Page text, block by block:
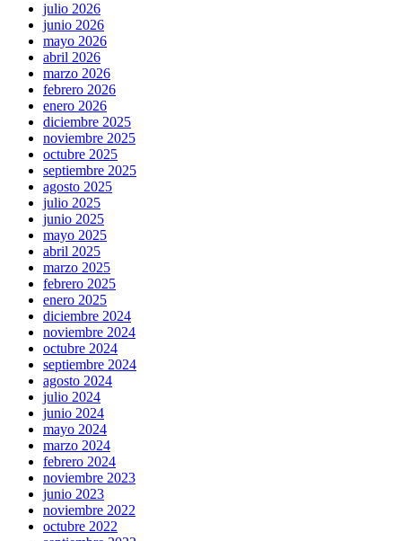
julio 2026
junio 2026
mayo 2026
abril 2026
marzo 2026
febrero 2026
enero 2026
diciembre 2025
noviembre 2025
octubre 2025
septiembre 2025
agosto 2025
julio 2025
junio 2025
mayo 2025
abril 2025
marzo 2025
febrero 2025
enero 2025
diciembre 2024
noviembre 2024
octubre 2024
septiembre 2024
agosto 2024
julio 2024
junio 2024
mayo 2024
marzo 2024
febrero 2024
noviembre 2023
junio 2023
noviembre 2022
octubre 2022